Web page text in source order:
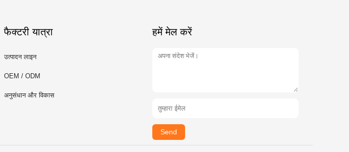
फैक्टरी यात्रा
उत्पादन लाइन
OEM / ODM
अनुसंधान और विकास
हमें मेल करें
Send